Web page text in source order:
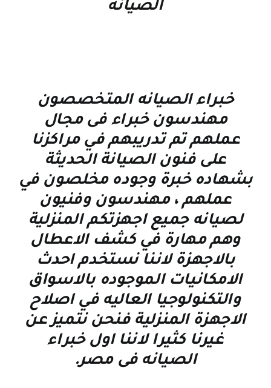
الصيانه
خبراء الصيانه المتخصصون
مهندسون خبراء فى مجال
عملهم تم تدريبهم في مراكزنا
على فنون الصيانة الحديثة
بشهاده خبرة وجوده مخلصون في
عملهم ، مهندسون وفنيون
لصيانه جميع اجهزتكم المنزلية
وهم مهارة في كشف الاعطال
بالاجهزة لاننا نستخدم احدث
الامكانيات الموجوده بالاسواق
والتكنولوجيا العاليه في اصلاح
الاجهزة المنزلية فنحن نتميز عن
غيرنا كثيرا لاننا اول خبراء
الصيانه فى مصر.